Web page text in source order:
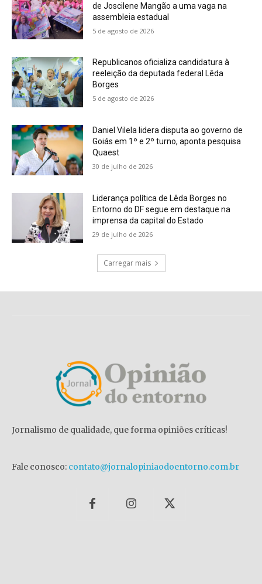
de Joscilene Mangão a uma vaga na
assembleia estadual
5 de agosto de 2026
Republicanos oficializa candidatura à
reeleição da deputada federal Lêda
Borges
5 de agosto de 2026
Daniel Vilela lidera disputa ao governo de
Goiás em 1º e 2º turno, aponta pesquisa
Quaest
30 de julho de 2026
Liderança política de Lêda Borges no
Entorno do DF segue em destaque na
imprensa da capital do Estado
29 de julho de 2026
Carregar mais
Jornalismo de qualidade, que forma opiniões críticas!
Fale conosco: contato@jornalopiniaodoentorno.com.br